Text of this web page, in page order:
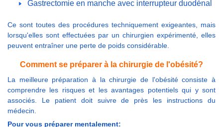
Gastrectomie en manche avec interrupteur duodénal
Ce sont toutes des procédures techniquement exigeantes, mais
lorsqu'elles sont effectuées par un chirurgien expérimenté, elles
peuvent entraîner une perte de poids considérable.
Comment se préparer à la chirurgie de l'obésité?
La meilleure préparation à la chirurgie de l'obésité consiste à
comprendre les risques et les avantages potentiels qui y sont
associés. Le patient doit suivre de près les instructions du
médecin.
Pour vous préparer mentalement: